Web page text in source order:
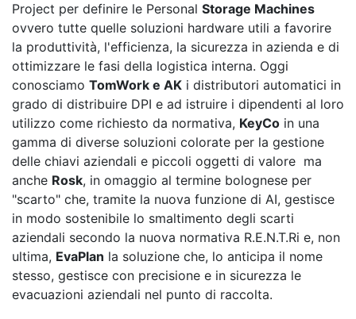
Project per definire le Personal Storage Machines
ovvero tutte quelle soluzioni hardware utili a favorire
la produttività, l'efficienza, la sicurezza in azienda e di
ottimizzare le fasi della logistica interna. Oggi
conosciamo TomWork e AK i distributori automatici in
grado di distribuire DPI e ad istruire i dipendenti al loro
utilizzo come richiesto da normativa, KeyCo in una
gamma di diverse soluzioni colorate per la gestione
delle chiavi aziendali e piccoli oggetti di valore ma
anche Rosk, in omaggio al termine bolognese per
"scarto" che, tramite la nuova funzione di AI, gestisce
in modo sostenibile lo smaltimento degli scarti
aziendali secondo la nuova normativa R.E.N.T.Ri e, non
ultima, EvaPlan la soluzione che, lo anticipa il nome
stesso, gestisce con precisione e in sicurezza le
evacuazioni aziendali nel punto di raccolta.